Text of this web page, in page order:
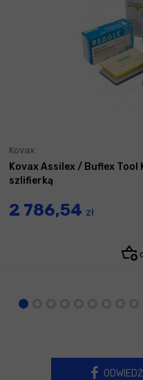
Kovax
Kovax Assilex / Buflex
szlifierką
2 786,54 zł